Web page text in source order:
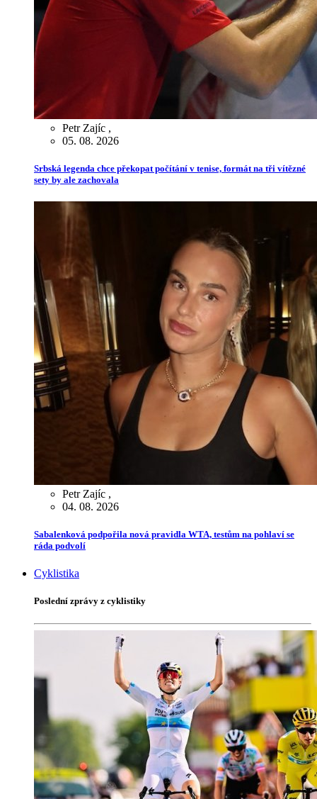
Petr Zajíc ,
05. 08. 2026
Srbská legenda chce překopat počítání v tenise, formát na tři vítězné
sety by ale zachovala
Petr Zajíc ,
04. 08. 2026
Sabalenková podpořila nová pravidla WTA, testům na pohlaví se
ráda podvolí
Cyklistika
Poslední zprávy z cyklistiky